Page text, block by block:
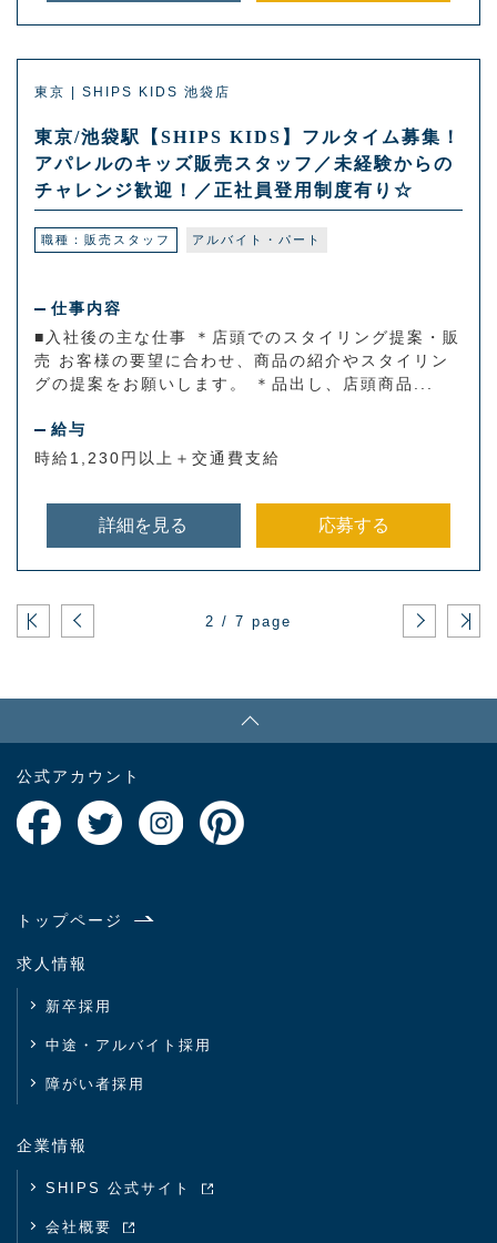
東京 | SHIPS KIDS 池袋店
東京/池袋駅【SHIPS KIDS】フルタイム募集！
アパレルのキッズ販売スタッフ／未経験からの
チャレンジ歓迎！／正社員登用制度有り☆
職種：販売スタッフ アルバイト・パート
仕事内容
■入社後の主な仕事 ＊店頭でのスタイリング提案・販
売 お客様の要望に合わせ、商品の紹介やスタイリン
グの提案をお願いします。 ＊品出し、店頭商品...
給与
時給1,230円以上＋交通費支給
詳細を見る 応募する
2 / 7 page
公式アカウント
トップページ
求人情報
新卒採用
中途・アルバイト採用
障がい者採用
企業情報
SHIPS 公式サイト
会社概要